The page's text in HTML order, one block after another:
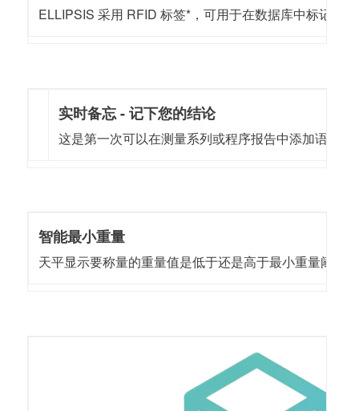
ELLIPSIS 采用 RFID 标签*，可用于在数据库中标记您
实时备忘 - 记下您的结论
这是第一次可以在测量系列或程序报告中添加语音
智能最小重量
天平显示要称量的重量值是低于还是高于最小重量阈值。